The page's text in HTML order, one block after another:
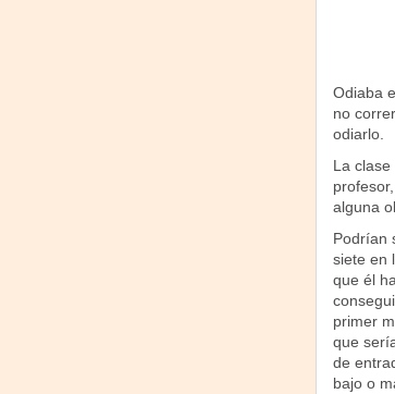
Odiaba
no
odiarlo.
La
alguna
Podrían
siete en
que él
primer
que
de
bajo o